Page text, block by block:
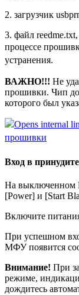
2. загрузчик
3. файл
процессе
устранения.
ВАЖНО!!! Не
прошивки. Чип
которого был
прошивки
Вход в
На выключенном
[Power] и [Start
Включите
При успешном
МФУ появится
Внимание! При
режиме,
дождитесь